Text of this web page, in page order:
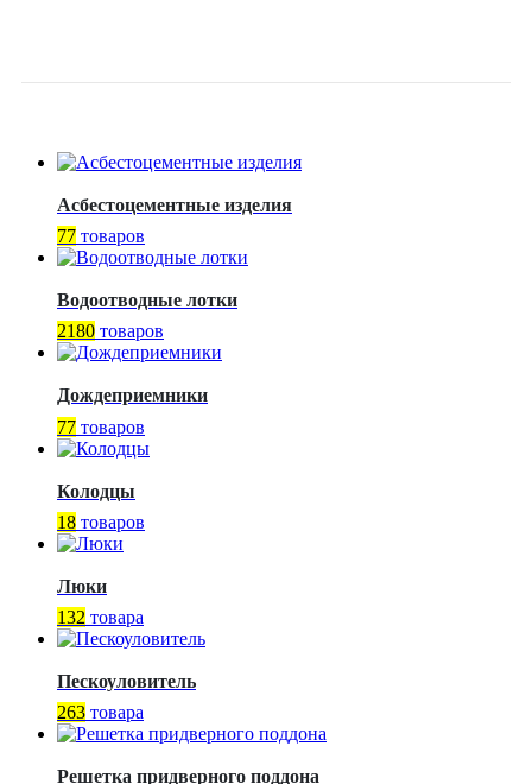
Асбестоцементные изделия
77 товаров
Водоотводные лотки
2180 товаров
Дождеприемники
77 товаров
Колодцы
18 товаров
Люки
132 товара
Пескоуловитель
263 товара
Решетка придверного поддона